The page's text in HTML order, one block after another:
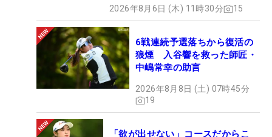
2026年8月6日 (木) 11時30分 15
6戦連続予選落ちから復活の
狼煙 入谷響を救った師匠・
中嶋常幸の助言
2026年8月8日 (土) 07時45分
19
「欲が出せない」コースだからこ